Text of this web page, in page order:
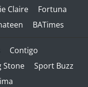
Claire
Fortuna
BATimes
Contigo
Stone
Sport Buzz